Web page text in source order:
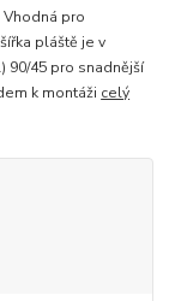
Vhodná pro
pláště je v
90/45 pro snadnější
k montáži celý